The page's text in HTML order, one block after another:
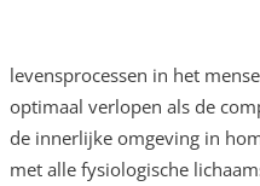
levensprocessen in het
optimaal verlopen als de
de innerlijke omgeving in
met alle fysiologische